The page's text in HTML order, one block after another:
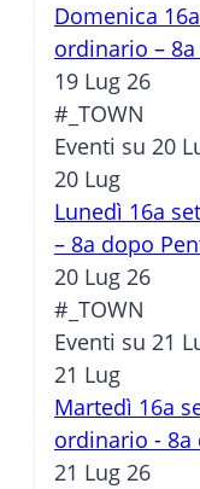
Domenica
ordinario –
19 Lug 26
#_TOWN
Eventi su 20
20 Lug
Lunedì 16a
– 8a dopo
20 Lug 26
#_TOWN
Eventi su 21
21 Lug
Martedì 16a
ordinario - 8a
21 Lug 26